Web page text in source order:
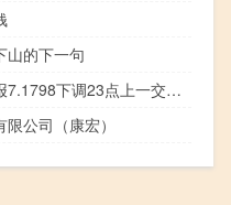
山的下一句
人民币中间价报7.1798下调23点上一交易日中间价报7.1775
公司（康宏）